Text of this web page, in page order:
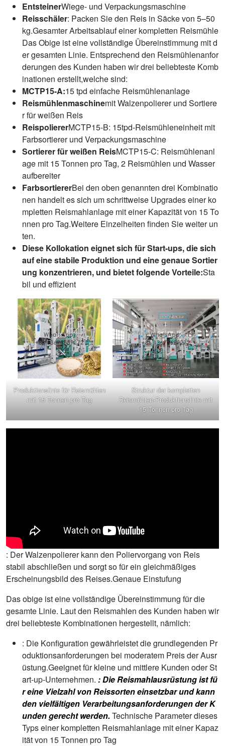
EntsteinerWiege- und Verpackungsmaschine
Reisschäler: Packen Sie den Reis in Säcke von 5–50
kg.Gesamter Arbeitsablauf einer kompletten Reismühle
Das Obige ist eine vollständige Übereinstimmung mit d
er gesamten Linie. Entsprechend den Reismühlenanfor
derungen des Kunden haben wir drei beliebteste Komb
inationen erstellt,welche sind:
MCTP15-A:15 tpd einfache Reismühlenanlage
Reismühlenmaschinemit Walzenpolierer und Sortiere
r für weißen Reis
ReispoliererMCTP15-B: 15tpd-Reismühleneinheit mit
Farbsortierer und Verpackungsmaschine
Sortierer für weißen ReisMCTP15-C: Reismühlenanl
age mit 15 Tonnen pro Tag, 2 Reismühlen und Wasser
aufbereiter
FarbsortiererBei den oben genannten drei Kombinatio
nen handelt es sich um schrittweise Upgrades einer ko
mpletten Reismahlanlage mit einer Kapazität von 15 To
nnen pro Tag.Weitere Einzelheiten finden Sie weiter un
ten.
Diese Kollokation eignet sich für Start-ups, die sich
auf eine stabile Produktion und eine genaue Sortier
ung konzentrieren, und bietet folgende Vorteile:Sta
bil und effizient
Produktionslinie für Reismühlen
mit 15 Tonnen pro Tag
Struktur der kompletten
Reismühlen-Produktionslinie mit
15 Tonnen pro Tag
: Der Walzenpolierer kann den Poliervorgang von Reis
stabil abschließen und sorgt so für ein gleichmäßiges
Erscheinungsbild des Reises.Genaue Einstufung
Das obige ist eine vollständige Übereinstimmung für die
gesamte Linie. Laut den Reismahlen des Kunden haben wir
drei beliebteste Kombinationen hergestellt, nämlich:
: Die Konfiguration gewährleistet die grundlegenden Pr
oduktionsanforderungen bei moderatem Preis der Ausr
üstung.Geeignet für kleine und mittlere Kunden oder St
art-up-Unternehmen. : Die Reismahlausrüstung ist fü
r eine Vielzahl von Reissorten einsetzbar und kann
den vielfältigen Verarbeitungsanforderungen der K
unden gerecht werden.Technische Parameter dieses
Typs einer kompletten Reismahlanlage mit einer Kapaz
ität von 15 Tonnen pro Tag